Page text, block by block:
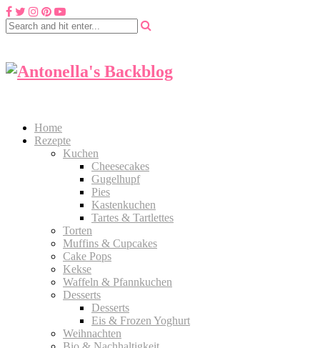
Home
Rezepte
Kuchen
Cheesecakes
Gugelhupf
Pies
Kastenkuchen
Tartes & Tartlettes
Torten
Muffins & Cupcakes
Cake Pops
Kekse
Waffeln & Pfannkuchen
Desserts
Desserts
Eis & Frozen Yoghurt
Weihnachten